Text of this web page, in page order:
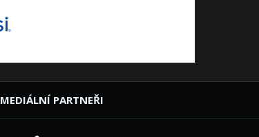
MEDIÁLNÍ PARTNEŘI